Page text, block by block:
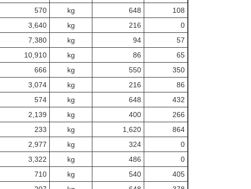
570 kg 648
108
3,640 kg 216
0
7,380 kg 94
57
10,910 kg 86
65
666 kg 550
350
3,074 kg 216
86
574 kg 648
432
2,139 kg 400
266
233 kg 1,620
864
2,977 kg 324
0
3,322 kg 486
0
710 kg 540
405